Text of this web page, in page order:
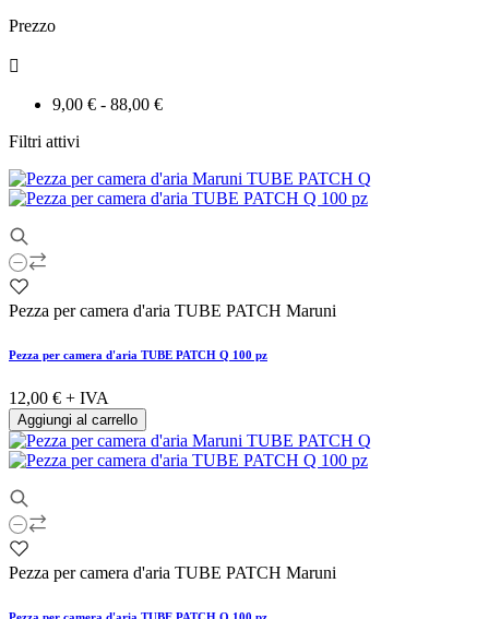
Prezzo

9,00 € - 88,00 €
Filtri attivi
Pezza per camera d'aria TUBE PATCH Maruni
Pezza per camera d'aria TUBE PATCH Q 100 pz
12,00 € + IVA
Aggiungi al carrello
Pezza per camera d'aria TUBE PATCH Maruni